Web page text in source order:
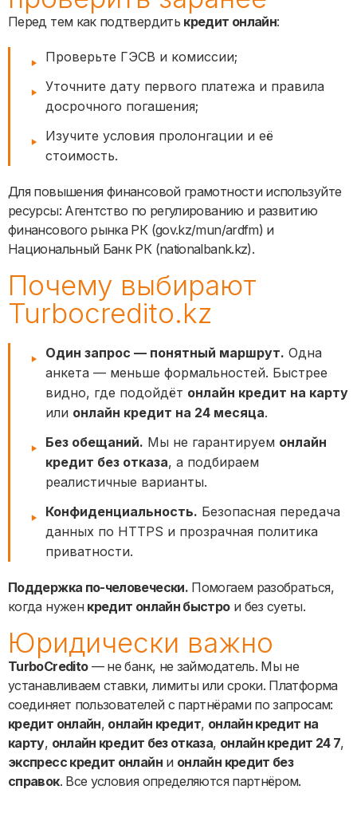
Перед тем как подтвердить кредит онлайн:
Проверьте ГЭСВ и комиссии;
Уточните дату первого платежа и правила
досрочного погашения;
Изучите условия пролонгации и её
стоимость.
Для повышения финансовой грамотности используйте
ресурсы: Агентство по регулированию и развитию
финансового рынка РК (gov.kz/mun/ardfm) и
Национальный Банк РК (nationalbank.kz).
Почему выбирают
Turbocredito.kz
Один запрос — понятный маршрут. Одна
анкета — меньше формальностей. Быстрее
видно, где подойдёт онлайн кредит на карту
или онлайн кредит на 24 месяца.
Без обещаний. Мы не гарантируем онлайн
кредит без отказа, а подбираем
реалистичные варианты.
Конфиденциальность. Безопасная передача
данных по HTTPS и прозрачная политика
приватности.
Поддержка по-человечески. Помогаем разобраться,
когда нужен кредит онлайн быстрои без суеты.
Юридически важно
TurboCredito— не банк, не займодатель. Мы не
устанавливаем ставки, лимиты или сроки. Платформа
соединяет пользователей с партнёрами по запросам:
кредит онлайн, онлайн кредит, онлайн кредит на
карту, онлайн кредит без отказа, онлайн кредит 24 7,
экспресс кредит онлайни онлайн кредит без
справок. Все условия определяются партнёром.